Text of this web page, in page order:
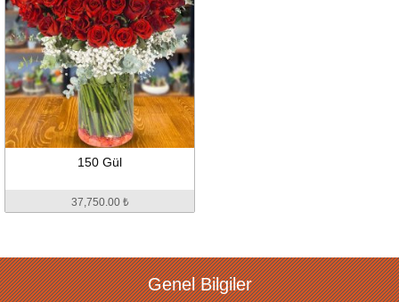
150 Gül
37,750.00 ₺
Genel Bilgiler